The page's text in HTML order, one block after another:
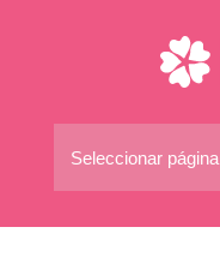
Seleccionar página